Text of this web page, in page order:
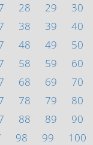
28 29
30
38 39
40
48 49
50
58 59
60
68 69
70
78 79
80
88 89
90
98 99
100